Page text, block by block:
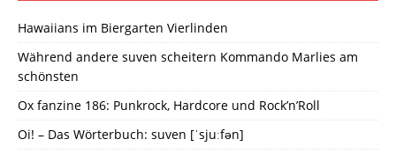
Hawaiians im Biergarten Vierlinden
Während andere suven scheitern Kommando Marlies am
schönsten
Ox fanzine 186: Punkrock, Hardcore und Rock’n’Roll
Oi! – Das Wörterbuch: suven [ˈsjuːfən]